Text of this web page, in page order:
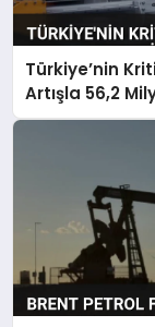
Türkiye’nin
Artışla 56,2